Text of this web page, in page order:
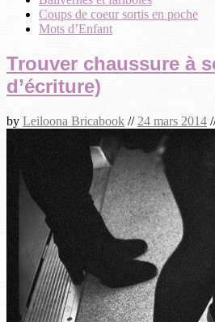
Coups de coeur sortis en poche
Mots d’Enfant
Trouver chaussure à
d’écriture)
by Leiloona Bricabook // 24 mars 2014